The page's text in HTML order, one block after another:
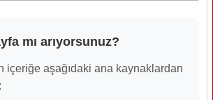
mı arıyorsunuz?
içeriğe aşağıdaki ana kaynaklardan